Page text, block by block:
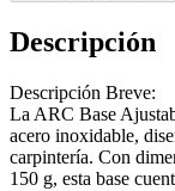
Descripción
Descripción Breve:
La ARC Base
acero inoxidable,
carpintería. Con
150 g, esta base